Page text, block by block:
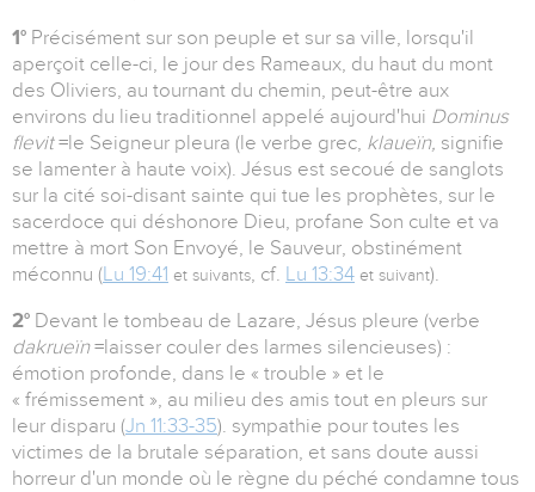
1° Précisément sur son peuple et sur sa ville, lorsqu'il
aperçoit celle-ci, le jour des Rameaux, du haut du mont
des Oliviers, au tournant du chemin, peut-être aux
environs du lieu traditionnel appelé aujourd'hui Dominus
flevit=le Seigneur pleura (le verbe grec, klaueïn, signifie
se lamenter à haute voix). Jésus est secoué de sanglots
sur la cité soi-disant sainte qui tue les prophètes, sur le
sacerdoce qui déshonore Dieu, profane Son culte et va
mettre à mort Son Envoyé, le Sauveur, obstinément
méconnu (Lu 19:41 et suivants, cf. Lu 13:34 et suivant).
2° Devant le tombeau de Lazare, Jésus pleure (verbe
dakrueïn=laisser couler des larmes silencieuses) :
émotion profonde, dans le « trouble » et le
« frémissement », au milieu des amis tout en pleurs sur
leur disparu (Jn 11:33-35). sympathie pour toutes les
victimes de la brutale séparation, et sans doute aussi
horreur d'un monde où le règne du péché condamne tous